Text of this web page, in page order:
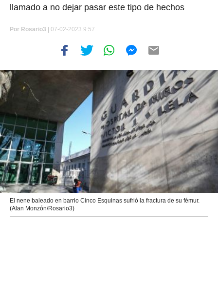
llamado a no dejar pasar este tipo de hechos
Por Rosario3 | 07-02-2023 9:57
El nene baleado en barrio Cinco Esquinas sufrió la fractura de su fémur.
(Alan Monzón/Rosario3)